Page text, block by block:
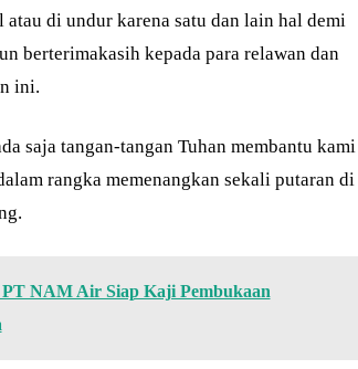
di undur karena satu dan lain hal demi
berterimakasih kepada para relawan dan
ini.
saja tangan-tangan Tuhan membantu kami
rangka memenangkan sekali putaran di
NAM Air Siap Kaji Pembukaan